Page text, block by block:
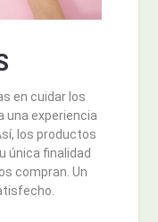
en cuidar los
una experiencia
los productos
única finalidad
compran. Un